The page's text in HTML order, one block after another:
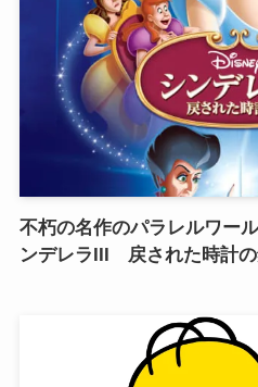
不朽の名作のパラレルワー
ンデレラIII 戻された時計